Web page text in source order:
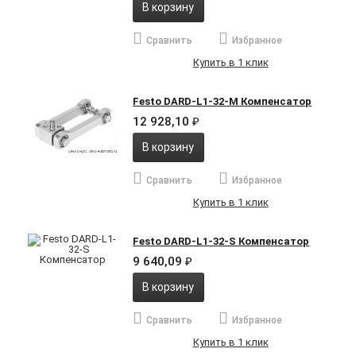
В корзину
Сравнить Избранное
Купить в 1 клик
Festo DARD-L1-32-M Компенсатор
12 928,10₽
В корзину
Сравнить Избранное
Купить в 1 клик
Festo DARD-L1-32-S Компенсатор
9 640,09₽
В корзину
Сравнить Избранное
Купить в 1 клик